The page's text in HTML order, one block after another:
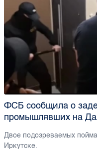
ФСБ сообщила о
промышлявших на
Двое подозреваемых
Иркутске.